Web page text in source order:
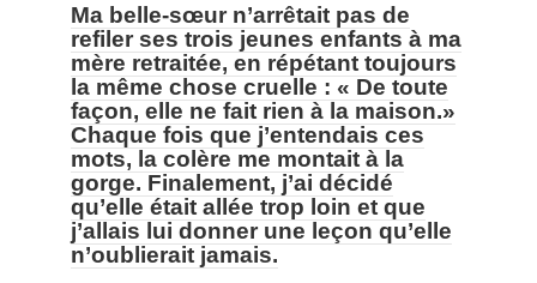
Ma belle-sœur n’arrêtait pas de
refiler ses trois jeunes enfants à ma
mère retraitée, en répétant toujours
la même chose cruelle : « De toute
façon, elle ne fait rien à la maison.»
Chaque fois que j’entendais ces
mots, la colère me montait à la
gorge. Finalement, j’ai décidé
qu’elle était allée trop loin et que
j’allais lui donner une leçon qu’elle
n’oublierait jamais.